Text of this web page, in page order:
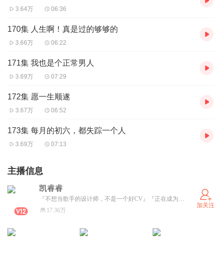
3.64万 06:36
170集 人生啊！真是过的够够的
3.66万 06:22
171集 我也是个正常男人
3.69万 07:29
172集 愿一生顺遂
3.67万 06:52
173集 每月的初六，都失踪一个人
3.69万 07:13
主播信息
凯睿睿
『不想当歌手的设计师，不是一个好CV』『正在成为六边形战士』『直播间偶尔动态，经常存在』
17.36万
加关注